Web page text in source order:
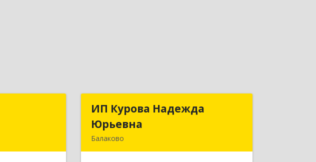
Саратов г,
ИП Курова Надежда
Юрьевна
Балаково
ИП Курова Надежда